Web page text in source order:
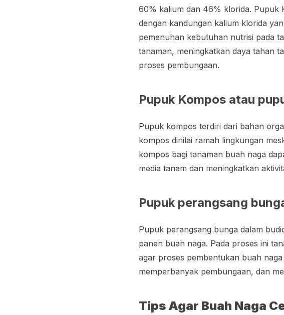
60% kalium dan 46% klorida. Pupuk
dengan kandungan kalium klorida
pemenuhan kebutuhan nutrisi pada
tanaman, meningkatkan daya tahan
proses pembungaan.
Pupuk Kompos atau
Pupuk kompos terdiri dari bahan
kompos dinilai ramah lingkungan
kompos bagi tanaman buah naga
media tanam dan meningkatkan
Pupuk perangsang
Pupuk perangsang bunga dalam
panen buah naga. Pada proses ini
agar proses pembentukan buah
memperbanyak pembungaan, dan
Tips Agar Buah Naga